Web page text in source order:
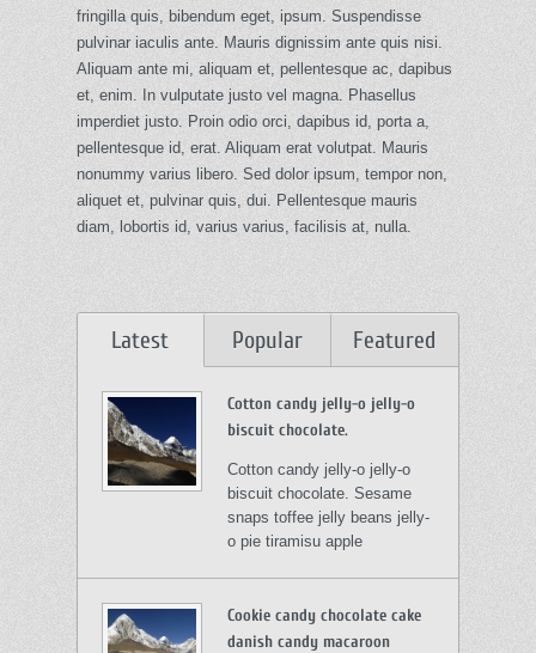
fringilla quis, bibendum eget, ipsum. Suspendisse
pulvinar iaculis ante. Mauris dignissim ante quis nisi.
Aliquam ante mi, aliquam et, pellentesque ac, dapibus
et, enim. In vulputate justo vel magna. Phasellus
imperdiet justo. Proin odio orci, dapibus id, porta a,
pellentesque id, erat. Aliquam erat volutpat. Mauris
nonummy varius libero. Sed dolor ipsum, tempor non,
aliquet et, pulvinar quis, dui. Pellentesque mauris
diam, lobortis id, varius varius, facilisis at, nulla.
Latest Popular Featured
Cotton candy jelly-o jelly-o
biscuit chocolate.
Cotton candy jelly-o jelly-o
biscuit chocolate. Sesame
snaps toffee jelly beans jelly-
o pie tiramisu apple
Cookie candy chocolate cake
danish candy macaroon